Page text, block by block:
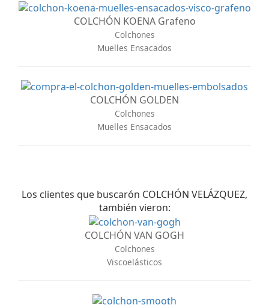
COLCHÓN KOENA Grafeno
Colchones
Muelles Ensacados
COLCHÓN GOLDEN
Colchones
Muelles Ensacados
Los clientes que buscarón COLCHÓN VELÁZQUEZ,
también vieron:
COLCHÓN VAN GOGH
Colchones
Viscoelásticos